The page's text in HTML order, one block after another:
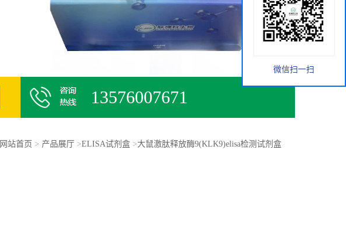
13576007671
网站首页 > 产品展厅 >ELISA试剂盒>大鼠激肽释放酶9(KLK9)elisa检测试剂盒
微信扫一扫